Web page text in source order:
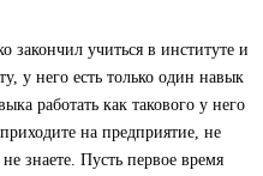
закончил учиться в институте и
у него есть только один навык
работать как такового у него
на предприятие, не
знаете. Пусть первое время